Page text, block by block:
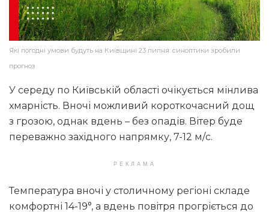
Які погодні умови будуть на Київщині 23 липня: синоптики зробили
прогноз
У середу по Київській області очікується мінлива
хмарність. Вночі можливий короткочасний дощ
з грозою, однак вдень – без опадів. Вітер буде
переважно західного напрямку, 7-12 м/с.
РЕКЛАМА
Температура вночі у столичному регіоні складе
комфортні 14-19°, а вдень повітря прогріється до